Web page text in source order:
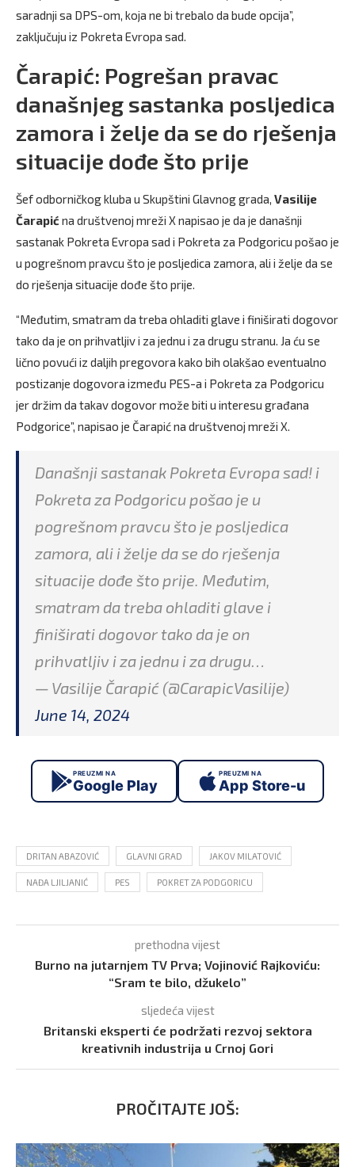
saradnji sa DPS-om, koja ne bi trebalo da bude opcija”,
zaključuju iz Pokreta Evropa sad.
Čarapić: Pogrešan pravac
današnjeg sastanka posljedica
zamora i želje da se do rješenja
situacije dođe što prije
Šef odborničkog kluba u Skupštini Glavnog grada, Vasilije
Čarapić na društvenoj mreži X napisao je da je današnji
sastanak Pokreta Evropa sad i Pokreta za Podgoricu pošao je
u pogrešnom pravcu što je posljedica zamora, ali i želje da se
do rješenja situacije dođe što prije.
“Međutim, smatram da treba ohladiti glave i finiširati dogovor
tako da je on prihvatljiv i za jednu i za drugu stranu. Ja ću se
lično povući iz daljih pregovora kako bih olakšao eventualno
postizanje dogovora između PES-a i Pokreta za Podgoricu
jer držim da takav dogovor može biti u interesu građana
Podgorice”, napisao je Čarapić na društvenoj mreži X.
Današnji sastanak Pokreta Evropa sad! i
Pokreta za Podgoricu pošao je u
pogrešnom pravcu što je posljedica
zamora, ali i želje da se do rješenja
situacije dođe što prije. Međutim,
smatram da treba ohladiti glave i
finiširati dogovor tako da je on
prihvatljiv i za jednu i za drugu…
— Vasilije Čarapić (@CarapicVasilije)
June 14, 2024
PREUZMI NA
Google Play
PREUZMI NA
App Store-u
DRITAN ABAZOVIĆ GLAVNI GRAD JAKOV MILATOVIĆ
NAĐA LJILJANIĆ PES POKRET ZA PODGORICU
prethodna vijest
Burno na jutarnjem TV Prva; Vojinović Rajkoviću:
“Sram te bilo, džukelo”
sljedeća vijest
Britanski eksperti će podržati rezvoj sektora
kreativnih industrija u Crnoj Gori
PROČITAJTE JOŠ: